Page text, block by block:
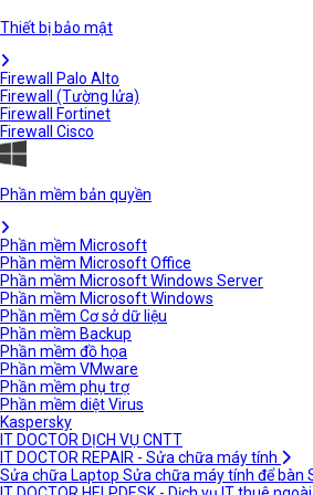
Thiết bị bảo mật
Firewall Palo Alto
Firewall (Tường lửa)
Firewall Fortinet
Firewall Cisco
Phần mềm bản quyền
Phần mềm Microsoft
Phần mềm Microsoft Office
Phần mềm Microsoft Windows Server
Phần mềm Microsoft Windows
Phần mềm Cơ sở dữ liệu
Phần mềm Backup
Phần mềm đồ họa
Phần mềm VMware
Phần mềm phụ trợ
Phần mềm diệt Virus
Kaspersky
IT DOCTOR DỊCH VỤ CNTT
IT DOCTOR REPAIR - Sửa chữa máy tính
Sửa chữa Laptop Sửa chữa máy tính để bàn